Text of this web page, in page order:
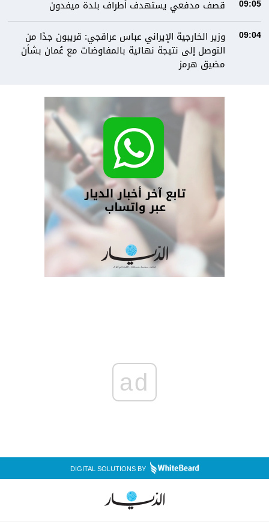
09:05 قصف مدفعي يستهدف أطراف بلدة ميفدون
09:04
وزير الخارجية الإيراني عباس عراقجي: قريبون جدًا من
التوصل إلى نتيجة نهائية بالمفاوضات مع عُمان بشأن
مضيق هرمز
ad
DIGITAL SOLUTIONS BY